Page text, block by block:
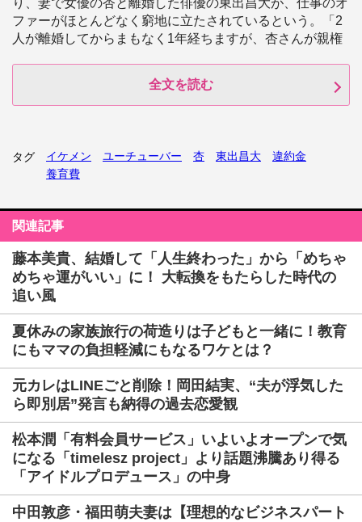
り、妻で女優の杏と離婚した俳優の東出昌大が、仕事のオ
ファーがほとんどなく窮地に立たされているという。「2
人が離婚してからまもなく1年経ちますが、杏さんが親権
全文を読む
タグ イケメン ユーチューバー 杏 東出昌大
違約金
養育費
関連記事
藤本美貴、結婚して「人生終わった」から「めちゃ
めちゃ運がいい」に！ 大転換をもたらした時代の
追い風
夏休みの家族旅行の荷造りは子どもと一緒に！教育
にもママの負担軽減にもなるワケとは？
元カレはLINEごと削除！岡田結実、“夫が浮気した
ら即別居”発言も納得の過去恋愛観
松本潤「有料会員サービス」いよいよオープンで気
になる「timelesz project」より話題沸騰あり得る
「アイドルプロデュース」の中身
中田敦彦・福田萌夫妻は【理想的なビジネスパート